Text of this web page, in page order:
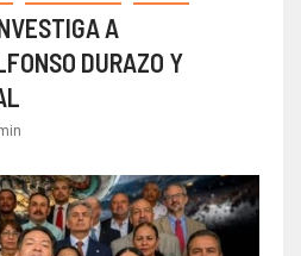
A
DURAZO Y